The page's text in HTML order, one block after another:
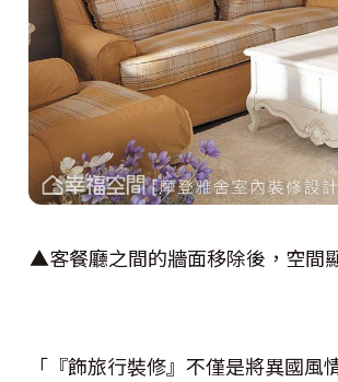
▲客餐廳之間的牆面移除後，空間
「『飾旅行裝修』不僅是將異國